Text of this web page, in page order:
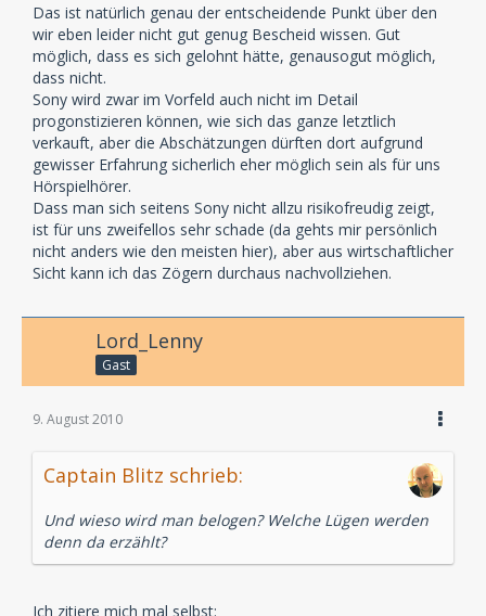
Das ist natürlich genau der entscheidende Punkt über den
wir eben leider nicht gut genug Bescheid wissen. Gut
möglich, dass es sich gelohnt hätte, genausogut möglich,
dass nicht.
Sony wird zwar im Vorfeld auch nicht im Detail
progonstizieren können, wie sich das ganze letztlich
verkauft, aber die Abschätzungen dürften dort aufgrund
gewisser Erfahrung sicherlich eher möglich sein als für uns
Hörspielhörer.
Dass man sich seitens Sony nicht allzu risikofreudig zeigt,
ist für uns zweifellos sehr schade (da gehts mir persönlich
nicht anders wie den meisten hier), aber aus wirtschaftlicher
Sicht kann ich das Zögern durchaus nachvollziehen.
Lord_Lenny
Gast
9. August 2010
Captain Blitz schrieb:
Und wieso wird man belogen? Welche Lügen werden
denn da erzählt?
Ich zitiere mich mal selbst: